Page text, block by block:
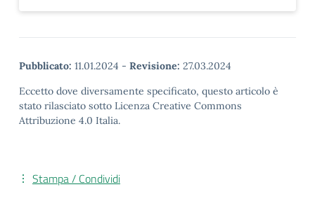
Pubblicato: 11.01.2024 - Revisione: 27.03.2024
Eccetto dove diversamente specificato, questo articolo è
stato rilasciato sotto Licenza Creative Commons
Attribuzione 4.0 Italia.
Stampa / Condividi